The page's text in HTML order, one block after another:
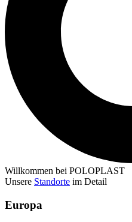
Willkommen bei POLOPLAST
Unsere Standorte im Detail
Europa